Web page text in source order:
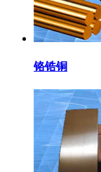
铬锆铜